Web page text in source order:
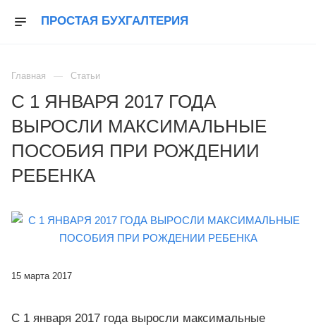
ПРОСТАЯ БУХГАЛТЕРИЯ
Главная Статьи
С 1 ЯНВАРЯ 2017 ГОДА
ВЫРОСЛИ МАКСИМАЛЬНЫЕ
ПОСОБИЯ ПРИ РОЖДЕНИИ
РЕБЕНКА
15 марта 2017
С 1 января 2017 года выросли максимальные